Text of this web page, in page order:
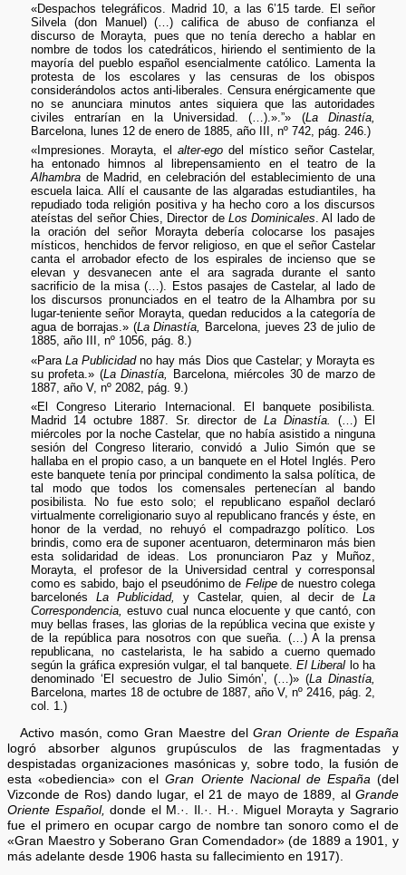
«Despachos telegráficos. Madrid 10, a las 6’15 tarde. El señor
Silvela (don Manuel) (…) califica de abuso de confianza el
discurso de Morayta, pues que no tenía derecho a hablar en
nombre de todos los catedráticos, hiriendo el sentimiento de la
mayoría del pueblo español esencialmente católico. Lamenta la
protesta de los escolares y las censuras de los obispos
considerándolos actos anti-liberales. Censura enérgicamente que
no se anunciara minutos antes siquiera que las autoridades
civiles entrarían en la Universidad. (…).».”» (La Dinastía,
Barcelona, lunes 12 de enero de 1885, año III, nº 742, pág. 246.)
«Impresiones. Morayta, el alter-egodel místico señor Castelar,
ha entonado himnos al librepensamiento en el teatro de la
Alhambrade Madrid, en celebración del establecimiento de una
escuela laica. Allí el causante de las algaradas estudiantiles, ha
repudiado toda religión positiva y ha hecho coro a los discursos
ateístas del señor Chies, Director de Los Dominicales. Al lado de
la oración del señor Morayta debería colocarse los pasajes
místicos, henchidos de fervor religioso, en que el señor Castelar
canta el arrobador efecto de los espirales de incienso que se
elevan y desvanecen ante el ara sagrada durante el santo
sacrificio de la misa (…). Estos pasajes de Castelar, al lado de
los discursos pronunciados en el teatro de la Alhambra por su
lugar-teniente señor Morayta, quedan reducidos a la categoría de
agua de borrajas.» (La Dinastía, Barcelona, jueves 23 de julio de
1885, año III, nº 1056, pág. 8.)
«ParaLa Publicidadno hay más Dios que Castelar; y Morayta es
su profeta.» (La Dinastía,
Barcelona, miércoles 30 de marzo de
1887, año V, nº 2082, pág. 9.)
«El Congreso Literario Internacional. El banquete posibilista.
Madrid 14 octubre 1887. Sr. director deLa Dinastía.
(…) El
miércoles por la noche Castelar, que no había asistido a ninguna
sesión del Congreso literario, convidó a Julio Simón que se
hallaba en el propio caso, a un banquete en el Hotel Inglés. Pero
este banquete tenía por principal condimento la salsa política, de
tal modo que todos los comensales pertenecían al bando
posibilista. No fue esto solo; el republicano español declaró
virtualmente correligionario suyo al republicano francés y éste, en
honor de la verdad, no rehuyó el compadrazgo político. Los
brindis, como era de suponer acentuaron, determinaron más bien
esta solidaridad de ideas. Los pronunciaron Paz y Muñoz,
Morayta, el profesor de la Universidad central y corresponsal
como es sabido, bajo el pseudónimo de Felipede nuestro colega
barcelonés La Publicidad, y Castelar, quien, al decir deLa
Correspondencia, estuvo cual nunca elocuente y que cantó, con
muy bellas frases, las glorias de la república vecina que existe y
de la república para nosotros con que sueña. (…) A la prensa
republicana, no castelarista, le ha sabido a cuerno quemado
según la gráfica expresión vulgar, el tal banquete.El Liberal lo ha
denominado ‘El secuestro de Julio Simón’, (…)» (La Dinastía,
Barcelona, martes 18 de octubre de 1887, año V, nº 2416, pág. 2,
col. 1.)
Activo masón, como Gran Maestre delGran Oriente de España
logró absorber algunos grupúsculos de las fragmentadas y
despistadas organizaciones masónicas y, sobre todo, la fusión de
esta «obediencia» con elGran Oriente Nacional de España (del
Vizconde de Ros) dando lugar, el 21 de mayo de 1889, al Grande
Oriente Español, donde el M.·. Il.·. H.·. Miguel Morayta y Sagrario
fue el primero en ocupar cargo de nombre tan sonoro como el de
«Gran Maestro y Soberano Gran Comendador» (de 1889 a 1901, y
más adelante desde 1906 hasta su fallecimiento en 1917).